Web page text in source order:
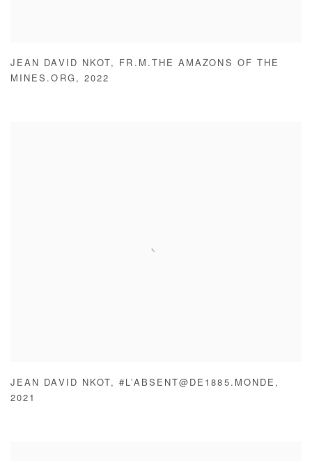
JEAN DAVID NKOT , FR.M.THE AMAZONS OF THE
MINES.ORG , 2022
JEAN DAVID NKOT ,#L’ABSENT@DE1885.MONDE ,
2021